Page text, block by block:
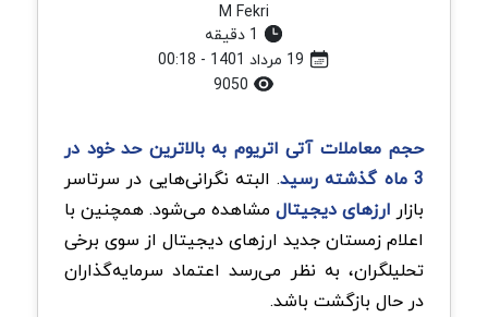
M Fekri
حجم معاملات آتی اتریوم به بالاترین حد خود در
3 ماه گذشته رسید
. البته نگرانی‌هایی در سرتاسر
بازار ارزهای دیجیتال مشاهده می‌شود. همچنین با
اعلام زمستان جدید ارزهای دیجیتال از سوی برخی
تحلیلگران، به نظر می‌رسد اعتماد سرمایه‌گذاران
در حال بازگشت باشد.